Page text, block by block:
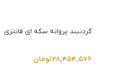
گردنبند پروانه سکه ای فانتزی
۲۸,۴۵۴,۵۷۶تومان